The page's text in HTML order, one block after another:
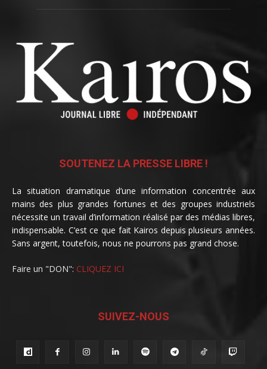
SOUTENEZ LA PRESSE LIBRE !
La situation dramatique d’une information concentrée aux
mains des plus grandes fortunes et des groupes industriels
nécessite un travail d’information réalisé par des médias libres,
indispensable. C’est ce que fait Kairos depuis plusieurs années.
Sans argent, toutefois, nous ne pourrons pas grand chose.
Faire un "DON": CLIQUEZ ICI
SUIVEZ-NOUS